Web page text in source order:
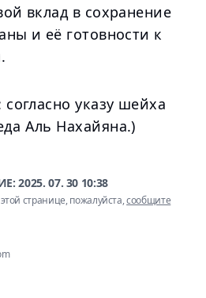
вклад в сохранение
и её готовности к
указу шейха
Аль Нахайяна.)
2025. 07. 30 10:38
странице, пожалуйста,сообщите